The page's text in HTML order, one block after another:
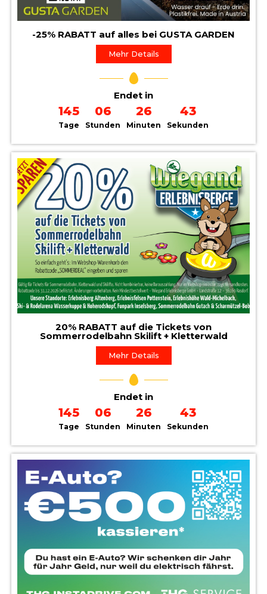
-25% RABATT auf alles bei GUSTA GARDEN
Mehr Details
Endet in
145
Tage
06
Stunden
26
Minuten
41
Sekunden
20% RABATT auf die Tickets von
Sommerrodelbahn Skilift + Kletterwald
Mehr Details
Endet in
145
Tage
06
Stunden
26
Minuten
41
Sekunden